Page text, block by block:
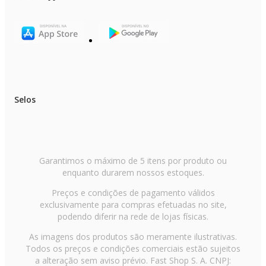
Altura com embalagem: 178,5 cm
Largura com embalagem: 63,5 cm
Profundidade com embalagem: 75,4 cm
- 1 Manual
Garantia do Produto: 12 meses
Garantia adicional: 10 anos no compressor
Observações importantes
- As cores do produto podem variar de acordo com a calibração e
do monitor ou tela utilizada.
- As imagens são meramente ilustrativas.
Selos
Garantimos o máximo de 5 itens por produto ou
enquanto durarem nossos estoques.
Preços e condições de pagamento válidos
exclusivamente para compras efetuadas no site,
podendo diferir na rede de lojas físicas.
As imagens dos produtos são meramente ilustrativas.
Todos os preços e condições comerciais estão sujeitos
a alteração sem aviso prévio. Fast Shop S. A. CNPJ: